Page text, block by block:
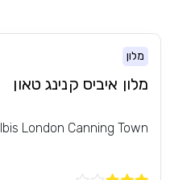
מלון
מלון איביס קנינג טאון
Ibis London Canning Town